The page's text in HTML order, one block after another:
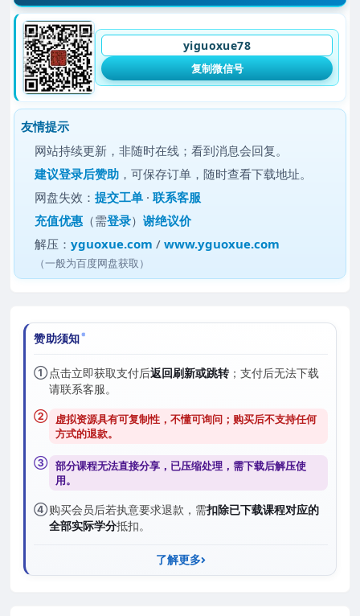
yiguoxue78
复制微信号
友情提示
网站持续更新，非随时在线；看到消息会回复。
建议登录后赞助 ，可保存订单，随时查看下载地址。
网盘失效：提交工单 ·联系客服
充值优惠 （需登录）谢绝议价
解压：yguoxue.com /www.yguoxue.com
（一般为百度网盘获取）
赞助须知
①点击立即获取支付后返回刷新或跳转；支付后无法下载
请联系客服。
② 虚拟资源具有可复制性，不懂可询问；购买后不支持任何
方式的退款。
③ 部分课程无法直接分享，已压缩处理，需下载后解压使
用。
④购买会员后若执意要求退款，需扣除已下载课程对应的
全部实际学分抵扣。
了解更多